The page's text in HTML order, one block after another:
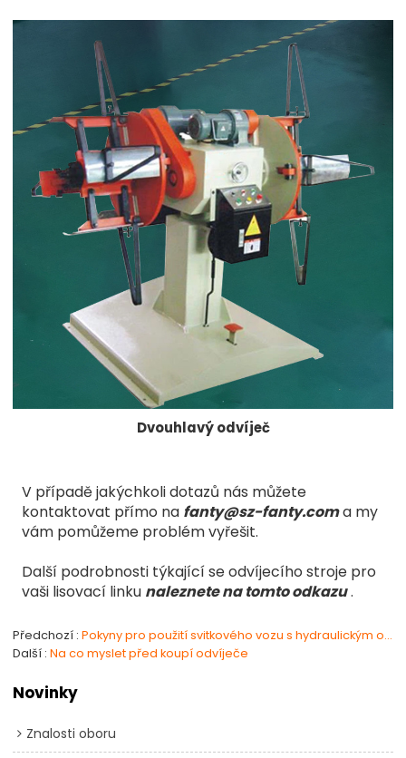
Dvouhlavý odvíječ
V případě jakýchkoli dotazů nás můžete
kontaktovat přímo na fanty@sz-fanty.coma my
vám pomůžeme problém vyřešit.
Další podrobnosti týkající se odvíjecího stroje pro
vaši lisovací linku naleznete na tomto odkazu.
Předchozí
Pokyny pro použití svitkového vozu s hydraulickým odvíječem
Další Na co myslet před koupí odvíječe
Novinky
Znalosti oboru